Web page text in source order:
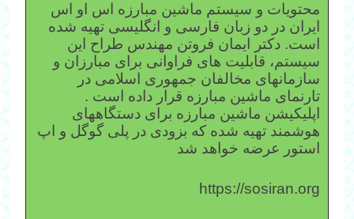
محتویات و سیستم ماشین مبارزه اس او اس
ایران در دو زبان فارسی و انگلیسی تهیه شده
است. دکتر ایمان فروتن مهندس طراح این
سیستم، قابلیت های فراوانی برای مبارزان و
سازمانهای مخالفان جمهوری اسلامی در
تارنمای ماشین مبارزه قرار داده است .
اپلیکیشن ماشین مبارزه برای دستگاههای
هوشمند تهیه شده که بزودی در پلی گوگل و اپ
استور عرضه خواهد شد
https://sosiran.org